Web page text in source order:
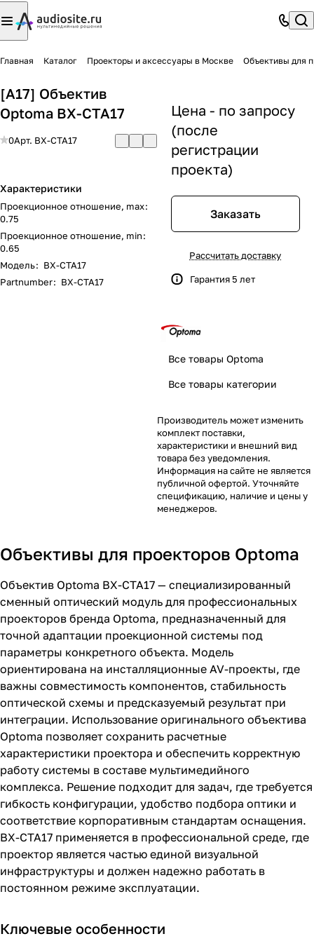
Главная Каталог Проекторы и аксессуары в Москве Объективы для
[A17] Объектив
Optoma BX-CTA17
0Арт. BX-CTA17
Характеристики
Проекционное отношение, max:
0.75
Проекционное отношение, min:
0.65
Модель: BX-CTA17
Partnumber: BX-CTA17
Цена - по запросу
(после
регистрации
проекта)
Заказать
Рассчитать доставку
Гарантия 5 лет
Все товары Optoma
Все товары категории
Производитель может изменить
комплект поставки,
характеристики и внешний вид
товара без уведомления.
Информация на сайте не является
публичной офертой. Уточняйте
спецификацию, наличие и цены у
менеджеров.
Объективы для проекторов Optoma
Объектив Optoma BX-CTA17 — специализированный
сменный оптический модуль для профессиональных
проекторов бренда Optoma, предназначенный для
точной адаптации проекционной системы под
параметры конкретного объекта. Модель
ориентирована на инсталляционные AV-проекты, где
важны совместимость компонентов, стабильность
оптической схемы и предсказуемый результат при
интеграции. Использование оригинального объектива
Optoma позволяет сохранить расчетные
характеристики проектора и обеспечить корректную
работу системы в составе мультимедийного
комплекса. Решение подходит для задач, где требуется
гибкость конфигурации, удобство подбора оптики и
соответствие корпоративным стандартам оснащения.
BX-CTA17 применяется в профессиональной среде, где
проектор является частью единой визуальной
инфраструктуры и должен надежно работать в
постоянном режиме эксплуатации.
Ключевые особенности